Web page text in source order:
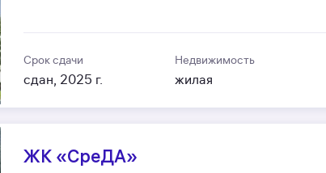
Срок сдачи
сдан, 2025 г.
Недвижимость
жилая
ЖК «СреДА»